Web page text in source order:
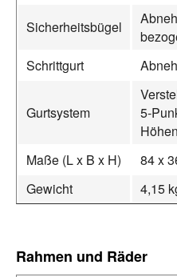
Sicherheitsbügel
Schrittgurt
Gurtsystem
Maße (L x B x H)
84 x
Gewicht
4,15
Rahmen und Räder